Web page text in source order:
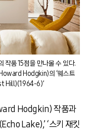
작품 15점을 만나볼 수 있다.
Hodgkin)의 ‘웨스트
Hill)(1964-6)’
Hodgkin) 작품과
Lake),’ ‘스키 재킷